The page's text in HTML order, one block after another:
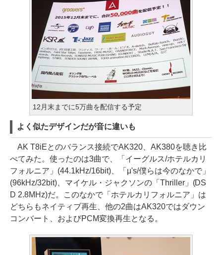
12月末までに5万曲を配信する予定
よく似たデザインだが音に違いも
AK T8iEとのバランス接続でAK320、AK380を聴き比
べてみた。使ったのは3曲で、「イーグルス/ホテルカリ
フォルニア」(44.1kHz/16bit)、「μ's/僕らは今のなかで」
(96kHz/32bit)、マイケル・ジャクソンの「Thriller」(DS
D 2.8MHz)だ。このなかで「ホテルカリフォルニア」は
どちらもネイティブ再生、他の2曲はAK320ではダウン
コンバート、およびPCM変換再生となる。